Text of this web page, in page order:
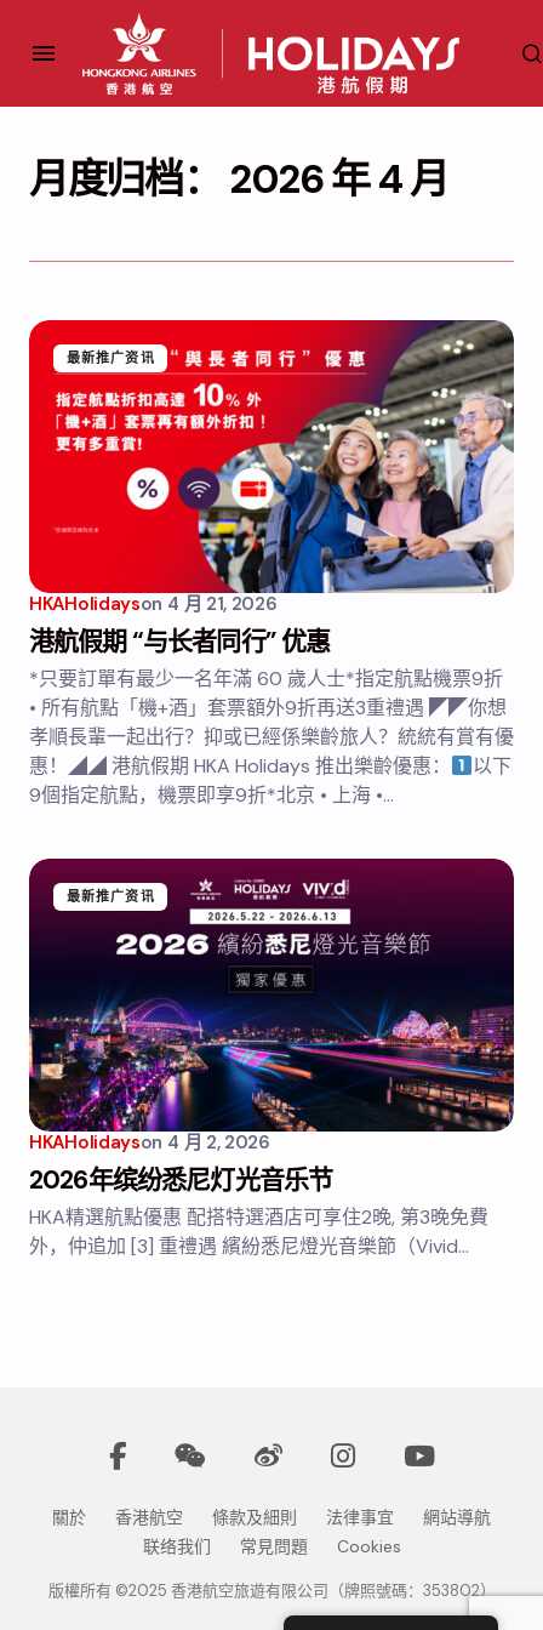
月度归档： 2026 年 4 月
最新推广资讯
HKAHolidayson 4 月 21, 2026
港航假期 “与长者同行” 优惠
*只要訂單有最少一名年滿 60 歲人士*指定航點機票9折
• 所有航點「機+酒」套票額外9折再送3重禮遇 ◤◤你想
孝順長輩一起出行？抑或已經係樂齡旅人？統統有賞有優
惠！◢◢ 港航假期 HKA Holidays 推出樂齡優惠：
以下
9個指定航點，機票即享9折*北京 • 上海 •…
最新推广资讯
HKAHolidayson 4 月 2, 2026
2026年缤纷悉尼灯光音乐节
HKA精選航點優惠 配搭特選酒店可享住2晚, 第3晚免費
外，仲追加 [3] 重禮遇 繽紛悉尼燈光音樂節（Vivid…
關於 香港航空 條款及細則 法律事宜
網站導航
联络我们
常見問題 Cookies
版權所有 ©2025 香港航空旅遊有限公司（牌照號碼：353802）